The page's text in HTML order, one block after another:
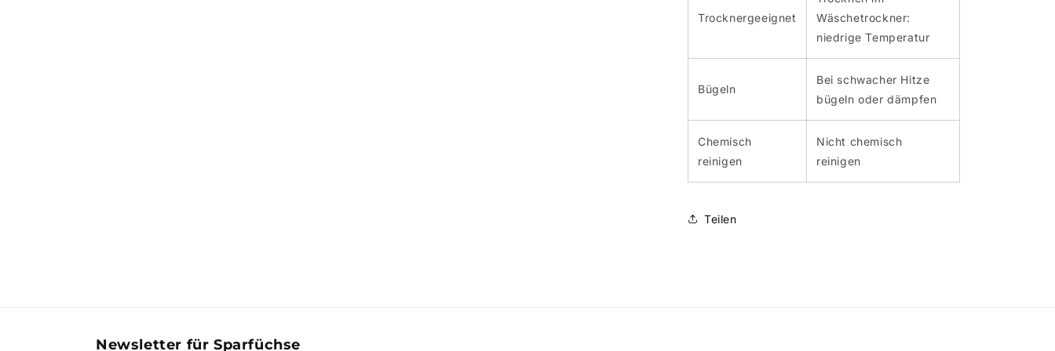
Trocknergeeignet
Wäschetrockner:
niedrige Temperatur
Bügeln
Bei schwacher Hitze
bügeln oder dämpfen
Chemisch
reinigen
Nicht chemisch
reinigen
Teilen
Newsletter für Sparfüchse